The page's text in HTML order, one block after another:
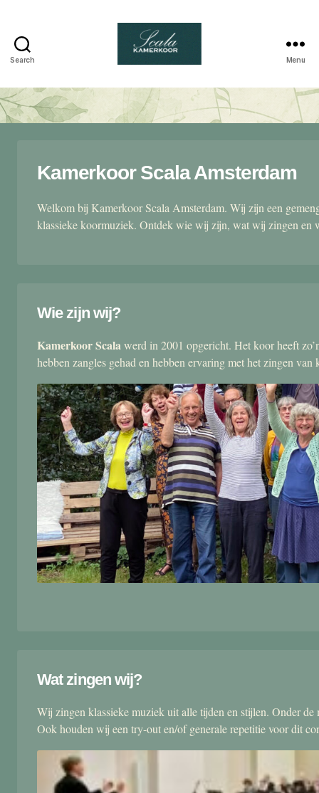
Search
kamerkoor
Menu
Kamerkoor Scala Amsterdam
Welkom bij Kamerkoor Scala Amsterdam. Wij zijn een
klassieke koormuziek. Ontdek wie wij zijn, wat wij zingen en
Wie zijn wij?
Kamerkoor Scalawerd in 2001 opgericht. Het koor heeft
hebben zangles gehad en hebben ervaring met het zingen van
Wat zingen wij?
Wij zingen klassieke muziek uit alle tijden en stijlen. Onder
Ook houden wij een try-out en/of generale repetitie voor dit